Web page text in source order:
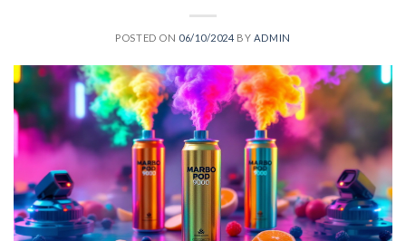
POSTED ON 06/10/2024 BY ADMIN